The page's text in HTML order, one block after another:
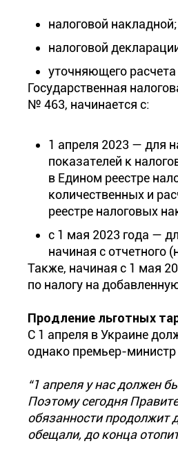
налоговой накладной;
налоговой
уточняющего
Государственная
№ 463, начинается с:
1 апреля 2023 — для
показателей к
в Едином реестре
количественных и
реестре налоговых
с 1 мая 2023 года —
начиная с отчетного
Также, начиная с 1 мая
по налогу на
Продление льготных
С 1 апреля в Украине
однако премьер-
“1 апреля у нас должен
Поэтому сегодня
обязанности продолжит
обещали, до конца